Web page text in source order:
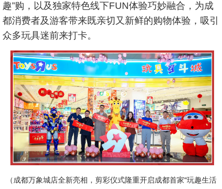
趣”购，以及独家特色线下FUN体验巧妙融合，为成
都消费者及游客带来既亲切又新鲜的购物体验，吸引
众多玩具迷前来打卡。
（成都万象城店全新亮相，剪彩仪式隆重开启成都首家“玩趣生活